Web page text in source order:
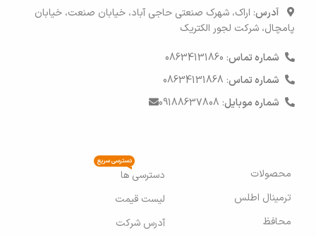
آدرس: اراک، شهرک صنعتی حاجی آباد، خیابان صنعت، خیابان
پامچال، شرکت لجور الکتریک
شماره تماس: 08634131860
شماره تماس: 08634131868
شماره موبایل: 09188637808
محصولات
ترمینال اطلس
محافظ
دسترسی ها
دسترسی سریع
لیست قیمت
آدرس شرکت